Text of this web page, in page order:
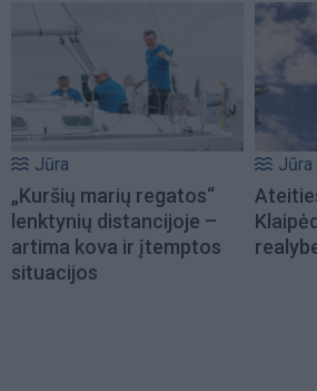
Jūra
„Kuršių marių regatos“
lenktynių distancijoje –
artima kova ir įtemptos
situacijos
Jūra